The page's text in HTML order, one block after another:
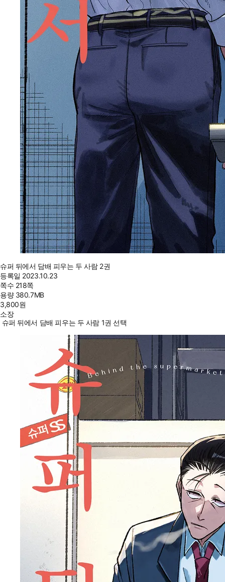
슈퍼 뒤에서 담배 피우는 두 사람 2권
등록일 2023.10.23
쪽수 218쪽
용량 380.7MB
3,800원
소장
슈퍼 뒤에서 담배 피우는 두 사람 1권 선택